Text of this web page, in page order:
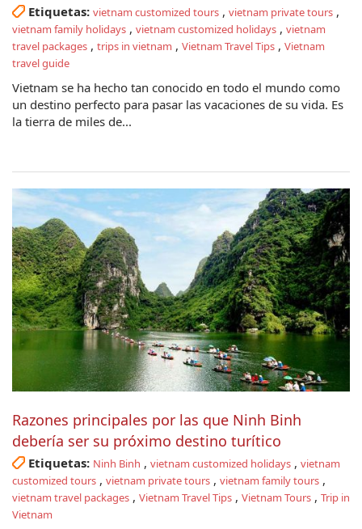
Etiquetas: vietnam customized tours , vietnam private tours ,
vietnam family holidays , vietnam customized holidays , vietnam
travel packages , trips in vietnam , Vietnam Travel Tips , Vietnam
travel guide
Vietnam se ha hecho tan conocido en todo el mundo como
un destino perfecto para pasar las vacaciones de su vida. Es
la tierra de miles de...
Razones principales por las que Ninh Binh
debería ser su próximo destino turítico
Etiquetas: Ninh Binh , vietnam customized holidays , vietnam
customized tours , vietnam private tours , vietnam family tours ,
vietnam travel packages , Vietnam Travel Tips , Vietnam Tours , Trip in
Vietnam